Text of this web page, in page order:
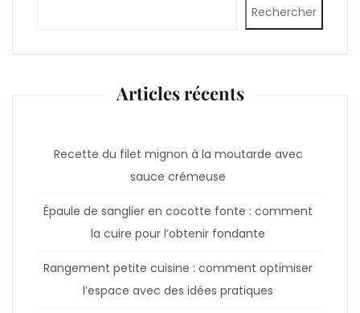
Rechercher
Articles récents
Recette du filet mignon à la moutarde avec
sauce crémeuse
Épaule de sanglier en cocotte fonte : comment
la cuire pour l’obtenir fondante
Rangement petite cuisine : comment optimiser
l’espace avec des idées pratiques